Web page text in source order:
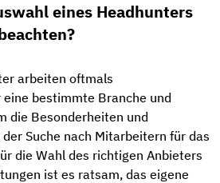
eines Headhunters
arbeiten oftmals
bestimmte Branche und
die Besonderheiten und
Suche nach Mitarbeitern für das
die Wahl des richtigen Anbieters
ist es ratsam, das eigene